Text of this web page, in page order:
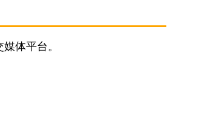
体平台。